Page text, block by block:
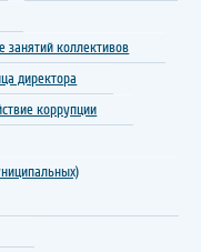
занятий коллективов
директора
коррупции